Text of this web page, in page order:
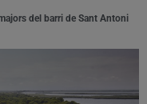
del barri de Sant Antoni